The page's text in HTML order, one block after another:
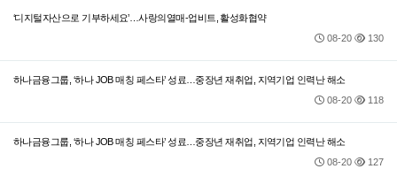
‘디지털자산으로 기부하세요’…사랑의열매-업비트, 활성화협약
08-20
130
하나금융그룹, ‘하나 JOB 매칭 페스타’ 성료…중장년 재취업, 지역기업 인력난 해소
08-20
118
하나금융그룹, ‘하나 JOB 매칭 페스타’ 성료…중장년 재취업, 지역기업 인력난 해소
08-20
127